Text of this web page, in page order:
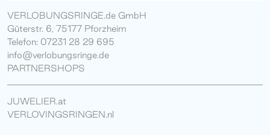
VERLOBUNGSRINGE.de GmbH
Güterstr. 6, 75177 Pforzheim
Telefon: 07231 28 29 695
info@verlobungsringe.de
PARTNERSHOPS
JUWELIER.at
VERLOVINGSRINGEN.nl